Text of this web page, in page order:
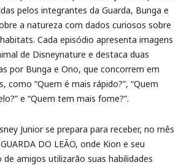
pelos integrantes da Guarda, Bunga e
a natureza com dados curiosos sobre
Cada episódio apresenta imagens
de Disneynature e destaca duas
por Bunga e Ono, que concorrem em
como “Quem é mais rápido?”, “Quem
e “Quem tem mais fome?”.
Junior se prepara para receber, no mês
DO LEÃO, onde Kion e seu
de amigos utilizarão suas habilidades